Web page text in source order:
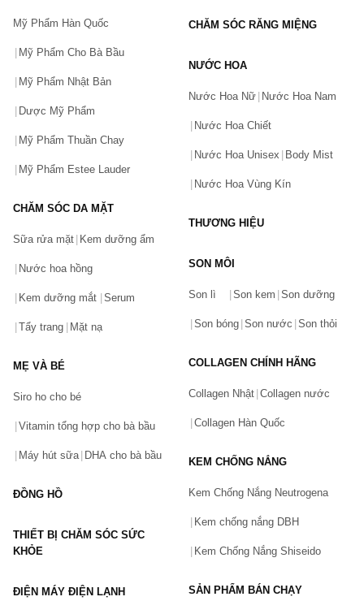
Bạn gặp vấn đề về sản phẩm hay mua hàng?
Hãy báo lỗi cho chúng tôi. Hoặc gọi cho chúng tôi qua số
Vấn đề(*)
Mỹ Phẩm Hàn Quốc
Mỹ Phẩm Cho Bà Bầu
Mỹ Phẩm Nhật Bản
Dược Mỹ Phẩm
Mỹ Phẩm Thuần Chay
Mỹ Phẩm Estee Lauder
CHĂM SÓC DA MẶT
Sữa rửa mặt Kem dưỡng ẩm
Nước hoa hồng
Kem dưỡng mắt Serum
Tẩy trang Mặt nạ
MẸ VÀ BÉ
Siro ho cho bé
Vitamin tổng hợp cho bà bầu
Máy hút sữa DHA cho bà bầu
ĐỒNG HỒ
THIẾT BỊ CHĂM SÓC SỨC
KHỎE
ĐIỆN MÁY ĐIỆN LẠNH
CHĂM SÓC RĂNG MIỆNG
NƯỚC HOA
Nước Hoa Nữ Nước Hoa Nam
Nước Hoa Chiết
Nước Hoa Unisex Body Mist
Nước Hoa Vùng Kín
THƯƠNG HIỆU
SON MÔI
Son lì Son kem Son dưỡng
Son bóng Son nước Son thỏi
COLLAGEN CHÍNH HÃNG
Collagen Nhật Collagen nước
Collagen Hàn Quốc
KEM CHỐNG NẮNG
Kem Chống Nắng Neutrogena
Kem chống nắng DBH
Kem Chống Nắng Shiseido
SẢN PHẨM BÁN CHẠY